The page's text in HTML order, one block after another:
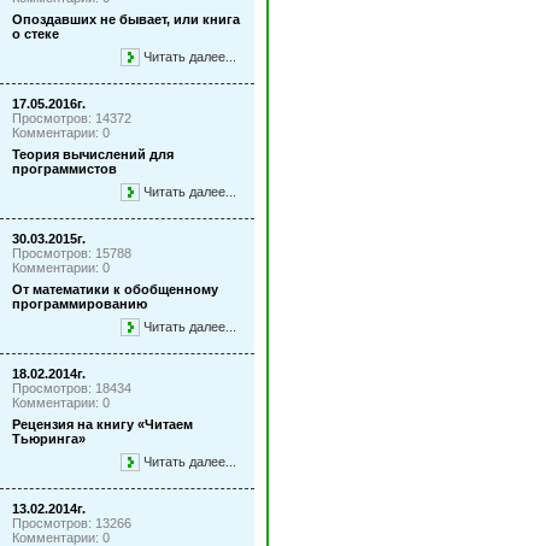
Опоздавших не бывает, или книга
о стеке
Читать далее...
17.05.2016г.
Просмотров: 14372
Комментарии: 0
Теория вычислений для
программистов
Читать далее...
30.03.2015г.
Просмотров: 15788
Комментарии: 0
От математики к обобщенному
программированию
Читать далее...
18.02.2014г.
Просмотров: 18434
Комментарии: 0
Рецензия на книгу «Читаем
Тьюринга»
Читать далее...
13.02.2014г.
Просмотров: 13266
Комментарии: 0